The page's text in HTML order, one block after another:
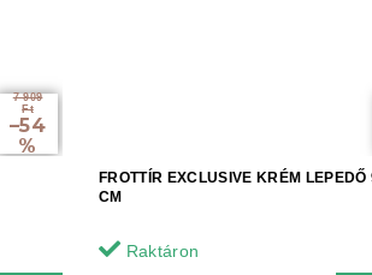
7 909
Ft
–54
%
FROTTÍR EXCLUSIVE KRÉM
CM
Raktáron